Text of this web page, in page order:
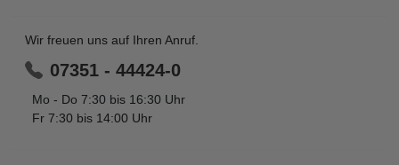
Wir freuen uns auf Ihren Anruf.
07351 - 44424-0
Mo - Do 7:30 bis 16:30 Uhr
Fr 7:30 bis 14:00 Uhr